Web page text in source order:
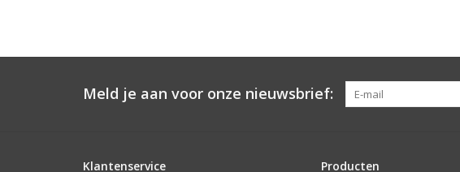
Meld je aan voor onze nieuwsbrief:
Klantenservice Producten